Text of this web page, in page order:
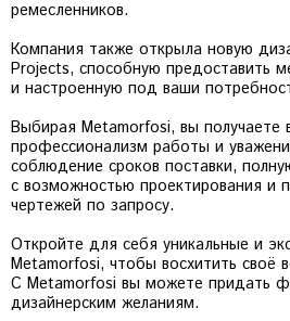
ремесленников.
Компания также открыла новую
Projects, способную предоставить
и настроенную под ваши
Выбирая Metamorfosi, вы получаете
профессионализм работы и
соблюдение сроков поставки,
с возможностью проектирования и
чертежей по запросу.
Откройте для себя уникальные и
Metamorfosi, чтобы восхитить своё
С Metamorfosi вы можете придать
дизайнерским желаниям.